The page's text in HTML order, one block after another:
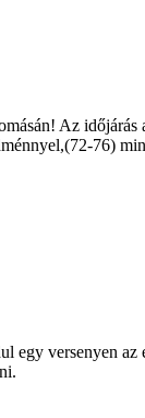
Az
76)
versenyen